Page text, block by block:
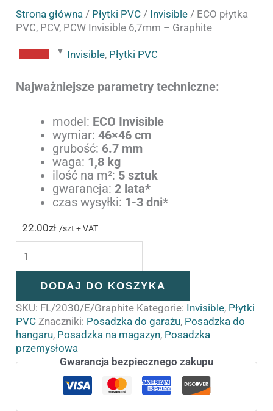
Strona główna / Płytki PVC / Invisible / ECO płytka
PVC, PCV, PCW Invisible 6,7mm – Graphite
Invisible, Płytki PVC
Najważniejsze parametry techniczne:
model: ECO Invisible
wymiar:46×46 cm
grubość: 6.7 mm
waga: 1,8 kg
ilość na m²: 5 sztuk
gwarancja:2 lata*
czas wysyłki: 1-3 dni*
22.00zł /szt + VAT
DODAJ DO KOSZYKA
SKU: FL/2030/E/Graphite Kategorie: Invisible, Płytki
PVC Znaczniki: Posadzka do garażu, Posadzka do
hangaru, Posadzka na magazyn, Posadzka
przemysłowa
Gwarancja bezpiecznego zakupu